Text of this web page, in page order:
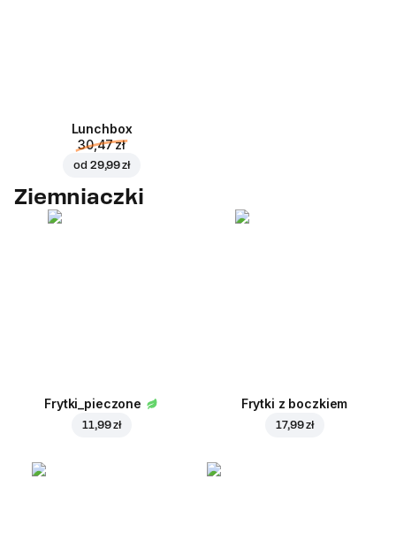
Lunchbox
30,47 zł
od 29,99 zł
Ziemniaczki
Frytki_pieczone
11,99 zł
Frytki z boczkiem
17,99 zł